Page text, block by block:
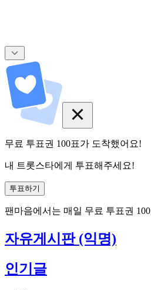
무료 투표권 100표가 도착했어요!
내 트롯스타에게 투표해주세요!
투표하기
팬마음에서는 매일 무료 투표권 100
자유게시판 (익명)
인기글